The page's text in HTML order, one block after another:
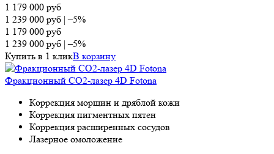
1 179 000 руб
1 239 000 руб |–5%
1 179 000 руб
1 239 000 руб |–5%
Купить в 1 кликВ корзину
Фракционный СО2-лазер 4D Fotona
Коррекция морщин и дряблой кожи
Коррекция пигментных пятен
Коррекция расширенных сосудов
Лазерное омоложение